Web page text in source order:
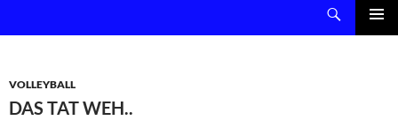
VOLLEYBALL
DAS TAT WEH..